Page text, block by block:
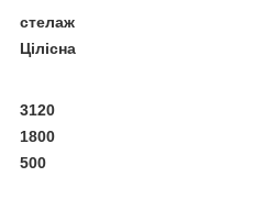
стелаж
Цілісна
3120
1800
500